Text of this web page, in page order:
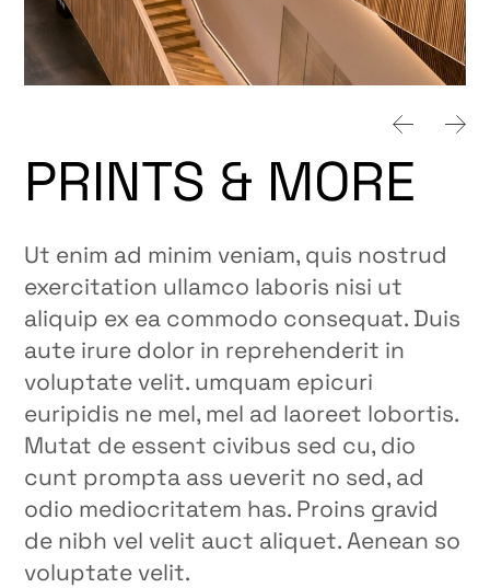
PRINTS & MORE
Ut enim ad minim veniam, quis nostrud
exercitation ullamco laboris nisi ut
aliquip ex ea commodo consequat. Duis
aute irure dolor in reprehenderit in
voluptate velit. umquam epicuri
euripidis ne mel, mel ad laoreet lobortis.
Mutat de essent civibus sed cu, dio
cunt prompta ass ueverit no sed, ad
odio mediocritatem has. Proins gravid
de nibh vel velit auct aliquet. Aenean so
voluptate velit.